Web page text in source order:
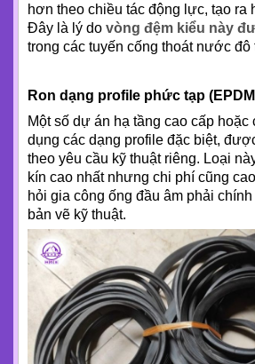
hơn theo chiều tác động lực, tạo ra
Đây là lý do vòng đệm kiểu này
trong các tuyến cống thoát nước đô
Ron dạng profile phức tạp
Một số dự án hạ tầng cao cấp
dụng các dạng profile đặc biệt,
theo yêu cầu kỹ thuật riêng. Loại
kín cao nhất nhưng chi phí cũng
hỏi gia công ống đầu âm phải
bản vẽ kỹ thuật.